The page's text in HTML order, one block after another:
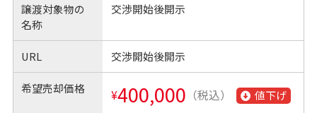
譲渡対象物の
名称
交渉開始後開示
URL 交渉開始後開示
希望売却価格 ¥400,000 （税込） 値下げ